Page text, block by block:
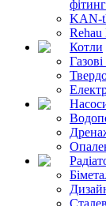
KAN-
Rehau
Котли